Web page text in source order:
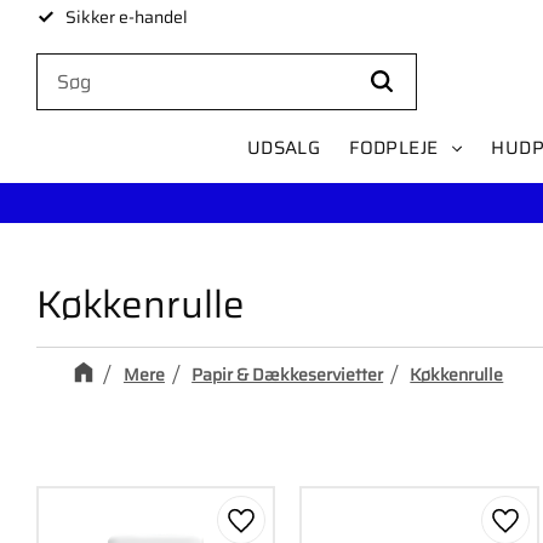
Sikker e-handel
UDSALG FODPLEJE
Køkkenrulle
Mere Papir & Dækkeservietter Køkkenrulle
Gem som favorit